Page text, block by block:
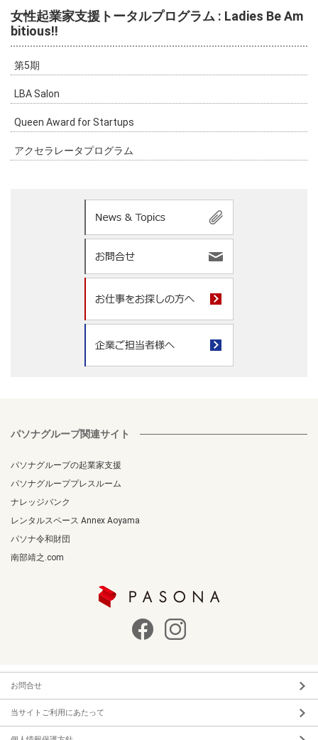
女性起業家支援トータルプログラム : Ladies Be Am
bitious!!
第5期
LBA Salon
Queen Award for Startups
アクセラレータプログラム
パソナグループ関連サイト
パソナグループの起業家支援
パソナグループプレスルーム
ナレッジバンク
レンタルスペース Annex Aoyama
パソナ令和財団
南部靖之.com
お問合せ
当サイトご利用にあたって